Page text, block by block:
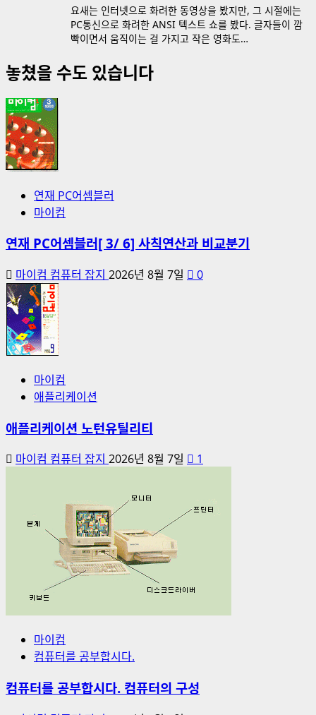
요새는 인터넷으로 화려한 동영상을 봤지만, 그 시절에는
PC통신으로 화려한 ANSI 텍스트 쇼를 봤다. 글자들이 깜
빡이면서 움직이는 걸 가지고 작은 영화도…
놓쳤을 수도 있습니다
연재 PC어셈블러
마이컴
연재 PC어셈블러[ 3/ 6] 사칙연산과 비교분기
마이컴 컴퓨터 잡지 2026년 8월 7일 0
마이컴
애플리케이션
애플리케이션 노턴유틸리티
마이컴 컴퓨터 잡지 2026년 8월 7일 1
마이컴
컴퓨터를 공부합시다.
컴퓨터를 공부합시다. 컴퓨터의 구성